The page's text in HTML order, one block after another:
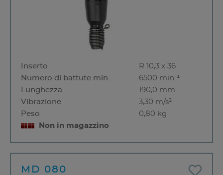
Inserto
R 10,3 x 36
Numero di battute min.
6500 min⁻¹
Lunghezza
190,0 mm
Vibrazione
3,30 m/s²
Peso
0,80 kg
Non in magazzino
MD 080